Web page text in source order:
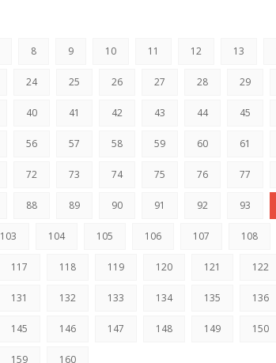
8 9 10 11 12 13
24 25 26 27 28 29
40 41 42 43 44 45
56 57 58 59 60 61
72 73 74 75 76 77
88 89 90 91 92 93
103 104 105 106 107 108
117 118 119 120 121 122
131 132 133 134 135 136
145 146 147 148 149 150
159 160